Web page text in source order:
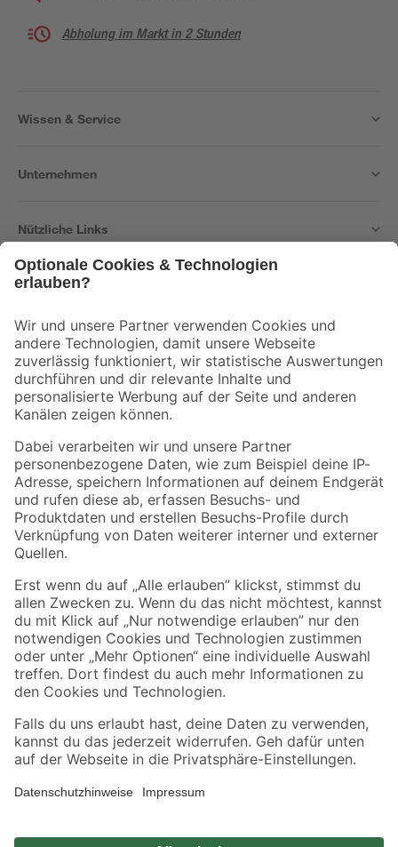
Abholung im Markt in 2 Stunden
Wissen & Service
Unternehmen
Nützliche Links
Der toom Newsletter: Keine Angebote und Aktionen mehr verpassen!
Zur Newsletter Anmeldung
Folge uns
Zahlungsarten Versandarten
Sicher einkaufen
Jetzt die toom-App herunterladen
Alle Preisangaben in EUR inkl. gesetzl. MwSt.. Die dargestellten Angebote sind unter
Umständen nicht in allen Märkten verfügbar. Die angegebenen Verfügbarkeiten beziehen
Produkte nur solange der Vorrat reicht.
*Paketversand ab 59 € versandkostenfrei, gilt nicht für Artikel mit Speditionsversand, hier